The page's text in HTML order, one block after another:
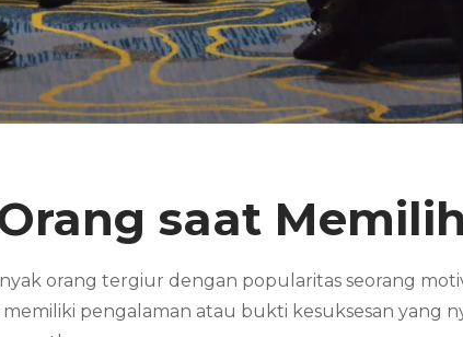
saat
orang tergiur dengan popularitas seorang
pengalaman atau bukti kesuksesan yang